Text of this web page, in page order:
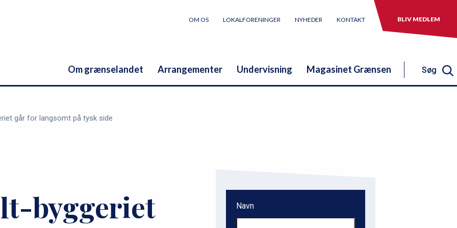
OM OS LOKALFORENINGER NYHEDER KONTAKT BLIV MEDLEM
Om grænselandet Arrangementer Undervisning Magasinet Grænsen Søg
går for langsomt på tysk side
byggeriet
Navn